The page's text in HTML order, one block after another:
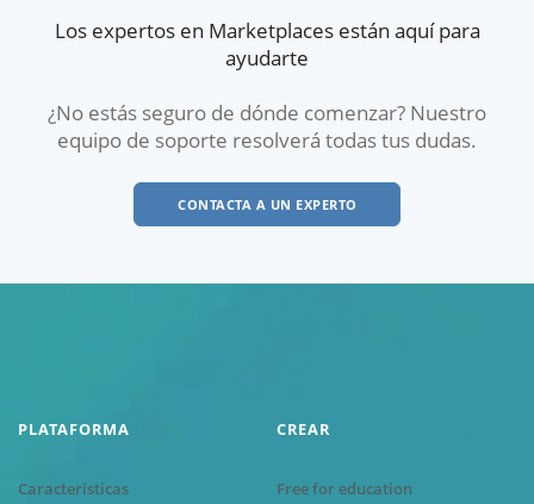
Los expertos en Marketplaces están aquí para
ayudarte
¿No estás seguro de dónde comenzar? Nuestro
equipo de soporte resolverá todas tus dudas.
CONTACTA A UN EXPERTO
PLATAFORMA
Características
CREAR
Free for education